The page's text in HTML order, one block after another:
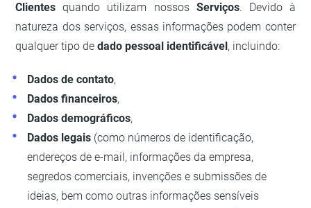
Clientes quando utilizam nossos Serviços. Devido à
natureza dos serviços, essas informações podem conter
qualquer tipo dedado pessoal identificável, incluindo:
Dados de contato,
Dados financeiros,
Dados demográficos,
Dados legais (como números de identificação,
endereços de e-mail, informações da empresa,
segredos comerciais, invenções e submissões de
ideias, bem como outras informações sensíveis